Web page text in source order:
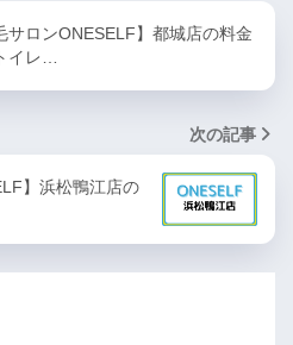
サロンONESELF】都城店の料金
イレ…
次の記事
】浜松鴨江店の